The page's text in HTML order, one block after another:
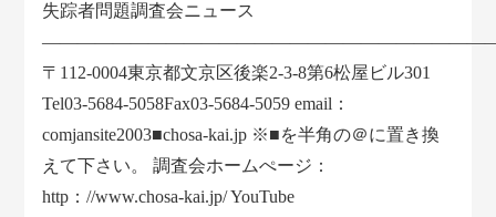
失踪者問題調査会ニュース
〒112-0004東京都文京区後楽2-3-8第6松屋ビル301
Tel03-5684-5058Fax03-5684-5059 email：
comjansite2003■chosa-kai.jp ※■を半角の＠に置き換
えて下さい。 調査会ホームぺージ：
http：//www.chosa-kai.jp/ YouTube